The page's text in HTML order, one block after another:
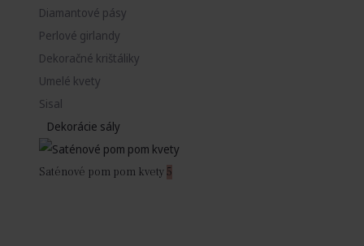
Diamantové pásy
Perlové girlandy
Dekoračné krištáliky
Umelé kvety
Sisal
Dekorácie sály
Saténové pom pom kvety5